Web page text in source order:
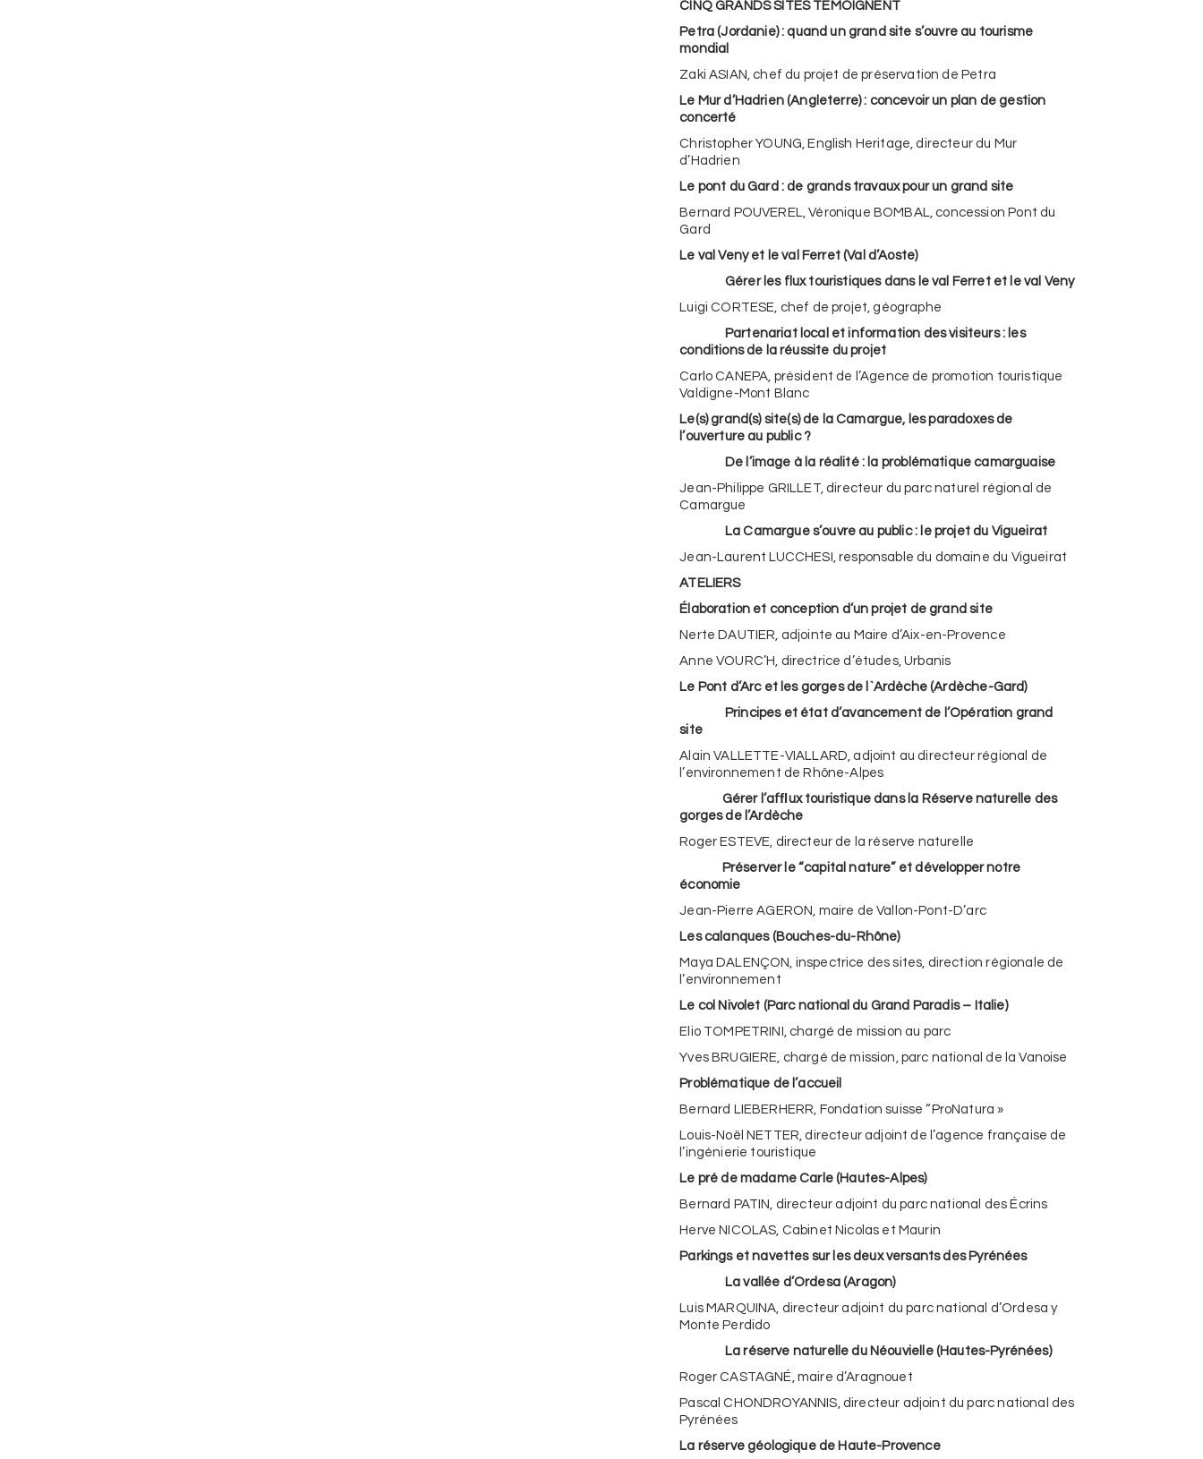
CINQ GRANDS SITES TÉMOIGNENT
Petra (Jordanie) : quand un grand site s’ouvre au tourisme
mondial
Zaki ASIAN, chef du projet de préservation de Petra
Le Mur d’Hadrien (Angleterre) : concevoir un plan de gestion
concerté
Christopher YOUNG, English Heritage, directeur du Mur
d’Hadrien
Le pont du Gard : de grands travaux pour un grand site
Bernard POUVEREL, Véronique BOMBAL, concession Pont du
Gard
Le val Veny et le val Ferret (Val d’Aoste)
Gérer les flux touristiques dans le val Ferret et le val Veny
Luigi CORTESE, chef de projet, géographe
Partenariat local et information des visiteurs : les
conditions de la réussite du projet
Carlo CANEPA, président de l’Agence de promotion touristique
Valdigne-Mont Blanc
Le(s) grand(s) site(s) de la Camargue, les paradoxes de
l’ouverture au public ?
De l’image à la réalité : la problématique camarguaise
Jean-Philippe GRILLET, directeur du parc naturel régional de
Camargue
La Camargue s’ouvre au public : le projet du Vigueirat
Jean-Laurent LUCCHESI, responsable du domaine du Vigueirat
ATELIERS
Élaboration et conception d’un projet de grand site
Nerte DAUTIER, adjointe au Maire d’Aix-en-Provence
Anne VOURC’H, directrice d’études, Urbanis
Le Pont d’Arc et les gorges de l`Ardèche (Ardèche-Gard)
Principes et état d’avancement de l’Opération grand
site
Alain VALLETTE-VIALLARD, adjoint au directeur régional de
l’environnement de Rhône-Alpes
Gérer l’afﬂux touristique dans la Réserve naturelle des
gorges de l’Ardèche
Roger ESTEVE, directeur de la réserve naturelle
Préserver le “capital nature” et développer notre
économie
Jean-Pierre AGERON, maire de Vallon-Pont-D’arc
Les calanques (Bouches-du-Rhône)
Maya DALENÇON, inspectrice des sites, direction régionale de
l’environnement
Le col Nivolet (Parc national du Grand Paradis – Italie)
Elio TOMPETRINI, chargé de mission au parc
Yves BRUGIERE, chargé de mission, parc national de la Vanoise
Problématique de l’accueil
Bernard LIEBERHERR, Fondation suisse “ProNatura »
Louis-Noël NETTER, directeur adjoint de l’agence française de
l’ingénierie touristique
Le pré de madame Carle (Hautes-Alpes)
Bernard PATIN, directeur adjoint du parc national des Écrins
Herve NICOLAS, Cabinet Nicolas et Maurin
Parkings et navettes sur les deux versants des Pyrénées
La vallée d’Ordesa (Aragon)
Luis MARQUINA, directeur adjoint du parc national d’Ordesa y
Monte Perdido
La réserve naturelle du Néouvielle (Hautes-Pyrénées)
Roger CASTAGNÉ, maire d’Aragnouet
Pascal CHONDROYANNIS, directeur adjoint du parc national des
Pyrénées
La réserve géologique de Haute-Provence